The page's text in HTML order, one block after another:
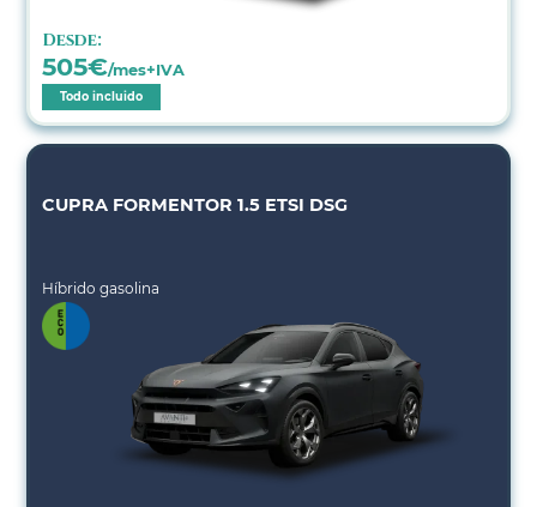
Desde:
505€/mes+IVA
Todo incluido
CUPRA FORMENTOR 1.5 ETSI DSG
Híbrido gasolina